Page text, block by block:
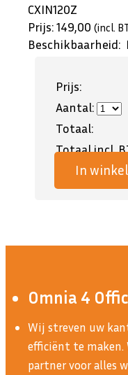
CXIN120Z
Prijs: 149,00 (incl.
Beschikbaarheid:
Prijs:
Aantal:
Totaal:
Totaal incl.
In
Omnia 4
Wij streven uw
efficiënt te
partner voor alles